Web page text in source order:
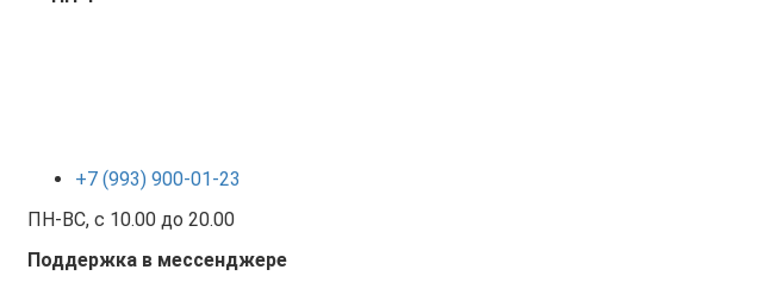
+7 (993) 900-01-23
ПН-ВС, с 10.00 до 20.00
Поддержка в мессенджере